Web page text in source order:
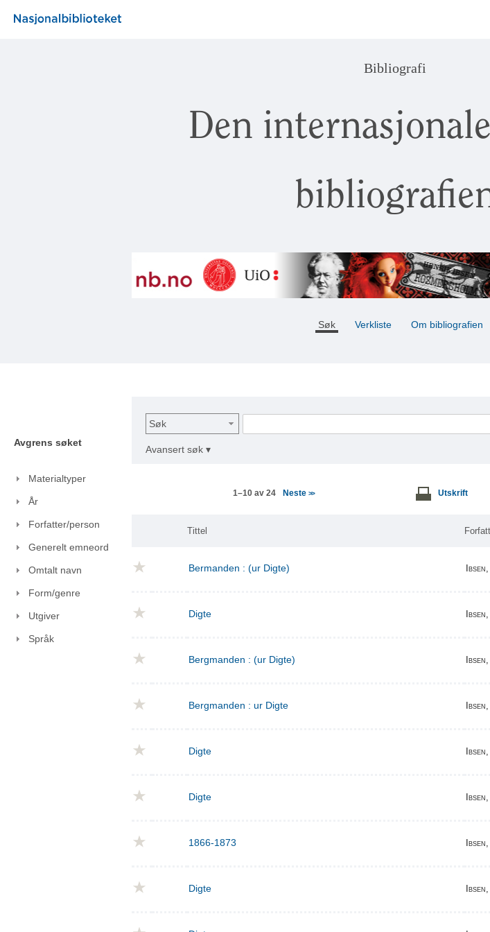
Bibliografi
Den
Søk Verkliste Om bibliografien
Avgrens søket
Materialtyper
År
Forfatter/person
Generelt emneord
Omtalt navn
Form/genre
Utgiver
Språk
Søk
Avansert søk ▾
1–10 av 24 Neste>> Utskrift
Tittel
Bermanden : (ur Digte)
Digte
Bergmanden : (ur Digte)
Bergmanden : ur Digte
Digte
Digte
1866-1873
Digte